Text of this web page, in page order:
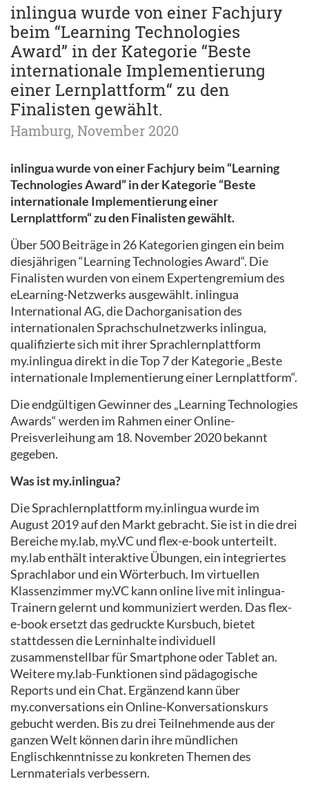
inlingua wurde von einer Fachjury
beim “Learning Technologies
Award” in der Kategorie “Beste
internationale Implementierung
einer Lernplattform“ zu den
Finalisten gewählt.
Hamburg, November 2020
inlingua wurde von einer Fachjury beim “Learning
Technologies Award” in der Kategorie “Beste
internationale Implementierung einer
Lernplattform“ zu den Finalisten gewählt.
Über 500 Beiträge in 26 Kategorien gingen ein beim
diesjährigen “Learning Technologies Award“. Die
Finalisten wurden von einem Expertengremium des
eLearning-Netzwerks ausgewählt. inlingua
International AG, die Dachorganisation des
internationalen Sprachschulnetzwerks inlingua,
qualifizierte sich mit ihrer Sprachlernplattform
my.inlingua direkt in die Top 7 der Kategorie „Beste
internationale Implementierung einer Lernplattform“.
Die endgültigen Gewinner des „Learning Technologies
Awards“ werden im Rahmen einer Online-
Preisverleihung am 18. November 2020 bekannt
gegeben.
Was ist my.inlingua?
Die Sprachlernplattform my.inlingua wurde im
August 2019 auf den Markt gebracht. Sie ist in die drei
Bereiche my.lab, my.VC und flex-e-book unterteilt.
my.lab enthält interaktive Übungen, ein integriertes
Sprachlabor und ein Wörterbuch. Im virtuellen
Klassenzimmer my.VC kann online live mit inlingua-
Trainern gelernt und kommuniziert werden. Das flex-
e-book ersetzt das gedruckte Kursbuch, bietet
stattdessen die Lerninhalte individuell
zusammenstellbar für Smartphone oder Tablet an.
Weitere my.lab-Funktionen sind pädagogische
Reports und ein Chat. Ergänzend kann über
my.conversations ein Online-Konversationskurs
gebucht werden. Bis zu drei Teilnehmende aus der
ganzen Welt können darin ihre mündlichen
Englischkenntnisse zu konkreten Themen des
Lernmaterials verbessern.